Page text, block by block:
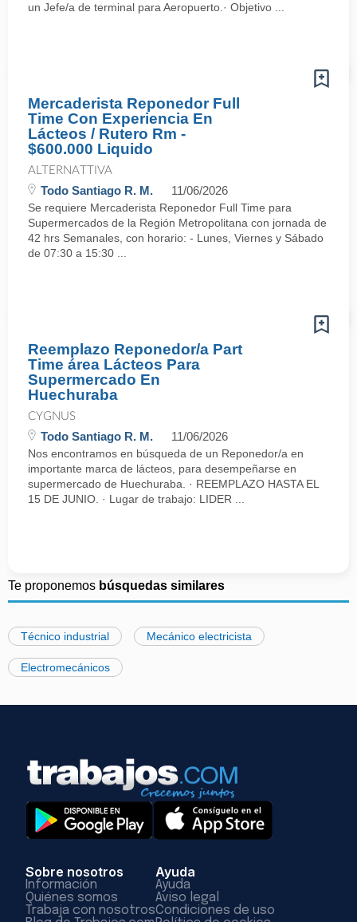
un Jefe/a de terminal para Aeropuerto.· Objetivo ...
Mercaderista Reponedor Full
Time Con Experiencia En
Lácteos / Rutero Rm -
$600.000 Liquido
ALTERNATTIVA
Todo Santiago R. M. 11/06/2026
Se requiere Mercaderista Reponedor Full Time para
Supermercados de la Región Metropolitana con jornada de
42 hrs Semanales, con horario: - Lunes, Viernes y Sábado
de 07:30 a 15:30 ...
Reemplazo Reponedor/a Part
Time área Lácteos Para
Supermercado En
Huechuraba
CYGNUS
Todo Santiago R. M. 11/06/2026
Nos encontramos en búsqueda de un Reponedor/a en
importante marca de lácteos, para desempeñarse en
supermercado de Huechuraba. · REEMPLAZO HASTA EL
15 DE JUNIO. · Lugar de trabajo: LIDER ...
Te proponemos búsquedas similares
Técnico industrial Mecánico electricista
Electromecánicos
Sobre nosotros
Información
Quiénes somos
Trabaja con nosotros
Ayuda
Ayuda
Aviso legal
Condiciones de uso